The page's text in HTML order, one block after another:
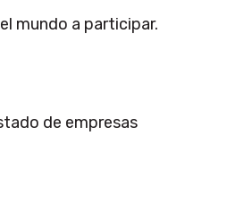
mundo a participar.
de empresas